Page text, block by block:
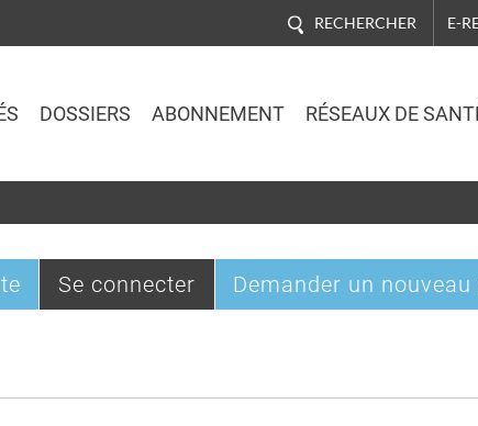
RECHERCHER E-
DOSSIERS ABONNEMENT RÉSEAUX DE
Se connecter (onglet
actif)
Demander un